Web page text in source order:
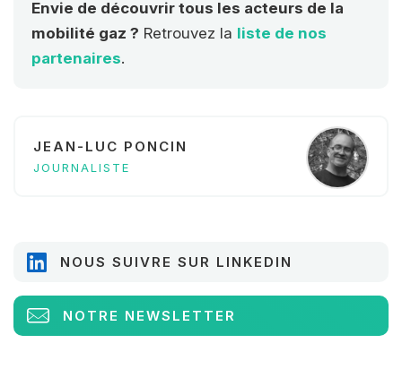
l'énergie responsable.
Envie de découvrir tous les acteurs de la
mobilité gaz ? Retrouvez la liste de nos
partenaires.
JEAN-LUC PONCIN
JOURNALISTE
NOUS SUIVRE SUR LINKEDIN
NOTRE NEWSLETTER